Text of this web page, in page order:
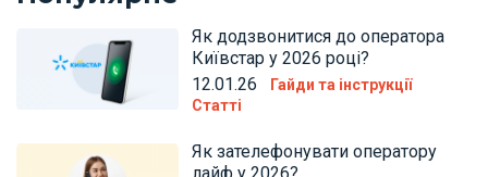
Як додзвонитися до оператора
Київстар у 2026 році?
12.01.26
Гайди та інструкції
Статті
Як зателефонувати оператору